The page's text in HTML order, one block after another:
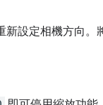
新設定相機方向。